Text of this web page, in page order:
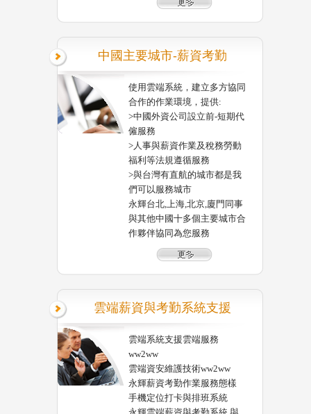
中國主要城市-薪資考勤
使用雲端系統，建立多方協同
合作的作業環境，提供:
>中國外資公司設立前-短期代
僱服務
>人事與薪資作業及稅務勞動
福利等法規遵循服務
>與台灣有直航的城市都是我
們可以服務城市
永輝台北,上海,北京,廈門同事
與其他中國十多個主要城市合
作夥伴協同為您服務
雲端薪資與考勤系統支援
雲端系統支援雲端服務
ww2ww
雲端資安維護技術ww2ww
永輝薪資考勤作業服務態樣
手機定位打卡與排班系統